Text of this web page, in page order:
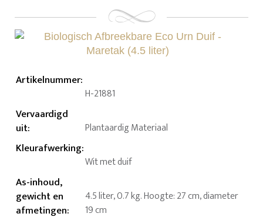
Artikelnummer:
H-21881
Vervaardigd
uit: Plantaardig Materiaal
Kleurafwerking:
Wit met duif
As-inhoud,
gewicht en
afmetingen:
4.5 liter, 0.7 kg. Hoogte: 27 cm, diameter
19 cm